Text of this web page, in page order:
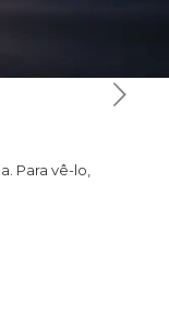
Para vê-lo,